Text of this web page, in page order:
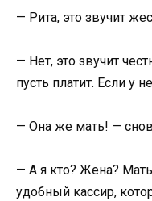
— Рита, это звучит
— Нет, это звучит
пусть платит. Если у
— Она же мать! —
— А я кто? Жена?
удобный кассир,